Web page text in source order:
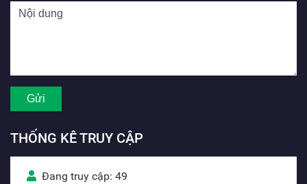
THỐNG KÊ TRUY CẬP
Đang truy cập: 49